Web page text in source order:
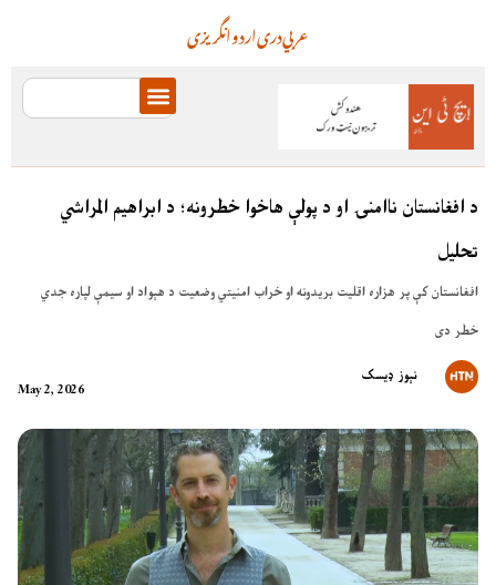
انگریزیاردودریعربي
د افغانستان ناامنۍ او د پولې هاخوا خطرونه؛ د ابراهیم المراشي
تحلیل
افغانستان کې پر هزاره اقلیت بریدونه او خراب امنیتي وضعیت د هېواد او سیمې لپاره جدي
خطر دی
May 2, 2026
نېوز ډیسک